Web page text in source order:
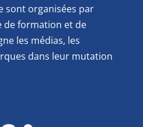
sont organisées par
de formation et de
les médias, les
dans leur mutation